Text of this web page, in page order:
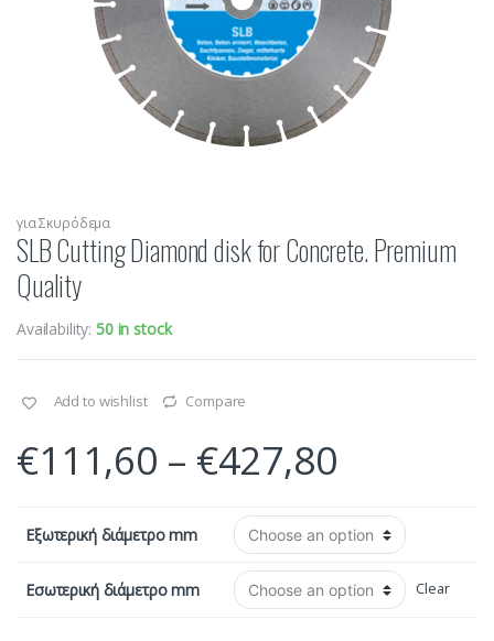
για Σκυρόδεμα
SLB Cutting Diamond disk for Concrete. Premium
Quality
Availability:50 in stock
Add to wishlist Compare
€111,60 – €427,80
Εξωτερική διάμετρο mm
Εσωτερική διάμετρο mm Clear